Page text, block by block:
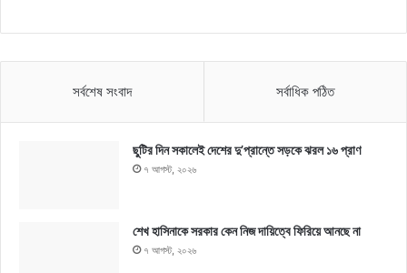
সর্বশেষ সংবাদ সর্বাধিক পঠিত
ছুটির দিন সকালেই দেশের দু’প্রান্তে সড়কে ঝরল ১৬ প্রাণ
৭ আগস্ট, ২০২৬
শেখ হাসিনাকে সরকার কেন নিজ দায়িত্বে ফিরিয়ে আনছে না
৭ আগস্ট, ২০২৬